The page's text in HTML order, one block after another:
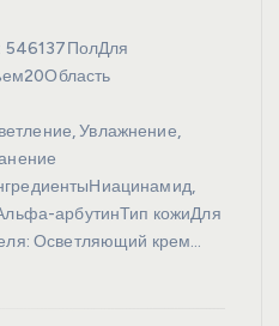
546137ПолДля
Увлажнение,
арбутинТип кожиДля
Осветляющий крем…